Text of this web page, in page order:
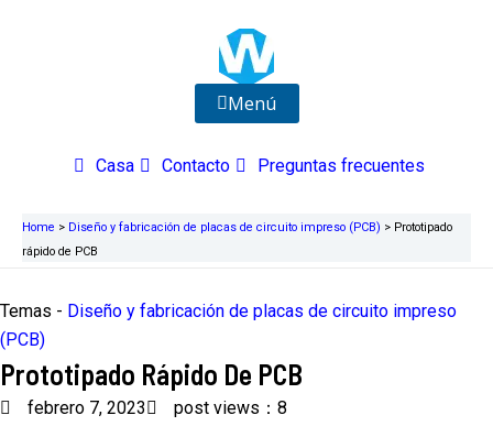
Menú
Casa Contacto Preguntas frecuentes
Home > Diseño y fabricación de placas de circuito impreso (PCB) > Prototipado
rápido de PCB
Temas - Diseño y fabricación de placas de circuito impreso
(PCB)
Prototipado Rápido De PCB
febrero 7, 2023 post views：8